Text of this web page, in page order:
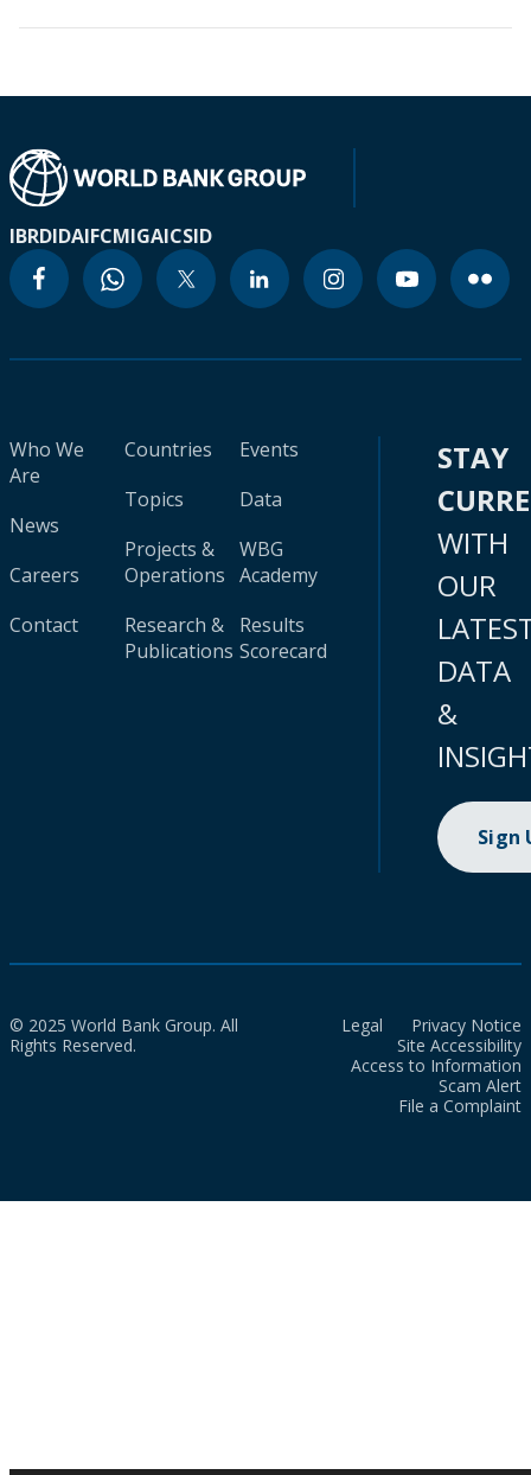
IBRDIDAIFCMIGAICSID
Who We
Are
News
Careers
Contact
Countries
Topics
Projects &
Operations
Research &
Publications
Events
Data
WBG
Academy
Results
Scorecard
STAY
WITH
OUR
DATA
&
Sign
© 2025 World Bank Group. All
Rights Reserved.
Legal
Privacy Notice
Site Accessibility
Access to Information
Scam Alert
File a Complaint